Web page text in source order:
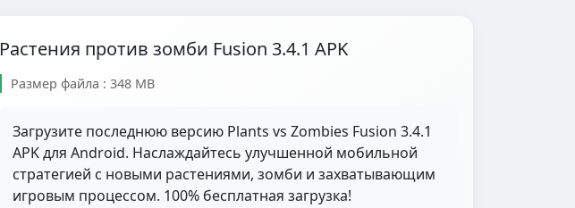
Растения против зомби Fusion 3.4.1 APK
Размер файла : 348 MB
Загрузите последнюю версию Plants vs Zombies Fusion 3.4.1
APK для Android. Наслаждайтесь улучшенной мобильной
стратегией с новыми растениями, зомби и захватывающим
игровым процессом. 100% бесплатная загрузка!